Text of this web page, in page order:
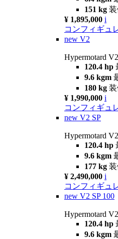
151 kg
¥ 1,895,000 i
コンフィギュ
new V2
Hypermotard V2
120.4 hp
9.6 kgm
180 kg
¥ 1,990,000 i
コンフィギュ
new V2 SP
Hypermotard
120.4 hp
9.6 kgm
177 kg
¥ 2,490,000 i
コンフィギュ
new V2 SP 100
Hypermotard
120.4 hp
9.6 kgm